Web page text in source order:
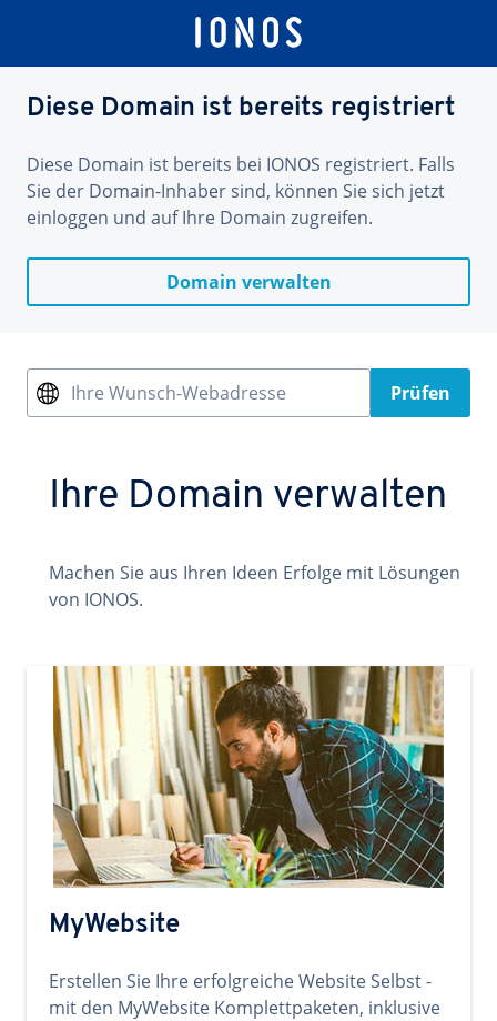
Diese Domain ist bereits registriert
Diese Domain ist bereits bei IONOS registriert. Falls
Sie der Domain-Inhaber sind, können Sie sich jetzt
einloggen und auf Ihre Domain zugreifen.
Domain verwalten
Ihre Wunsch-Webadresse Prüfen
Ihre Domain verwalten
Machen Sie aus Ihren Ideen Erfolge mit Lösungen
von IONOS.
MyWebsite
Erstellen Sie Ihre erfolgreiche Website Selbst -
mit den MyWebsite Komplettpaketen, inklusive